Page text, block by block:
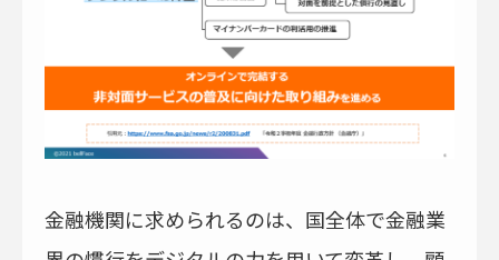
金融機関に求められるのは、国全体で金融業